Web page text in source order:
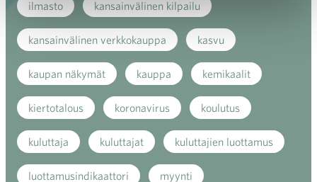
ilmasto kansainvälinen kilpailu
kansainvälinen verkkokauppa kasvu
kaupan näkymät kauppa kemikaalit
kiertotalous koronavirus koulutus
kuluttaja kuluttajat kuluttajien luottamus
luottamusindikaattori myynti